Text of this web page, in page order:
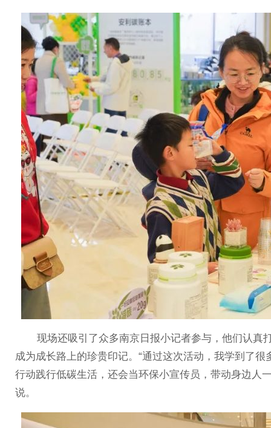
现场还吸引了众多南京日报小记者参与，他们认真
成为成长路上的珍贵印记。“通过这次活动，我学到了
行动践行低碳生活，还会当环保小宣传员，带动身边人
说。